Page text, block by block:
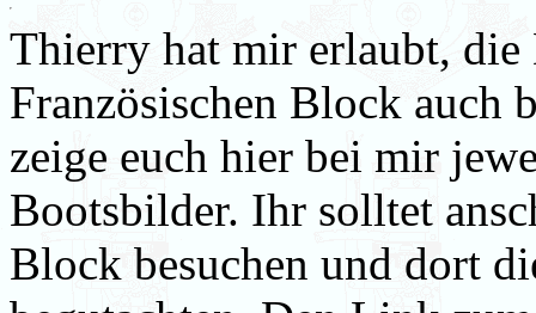
Thierry hat mir erlaubt, die
Französischen Block auch
zeige euch hier bei mir
Bootsbilder. Ihr solltet
Block besuchen und dort